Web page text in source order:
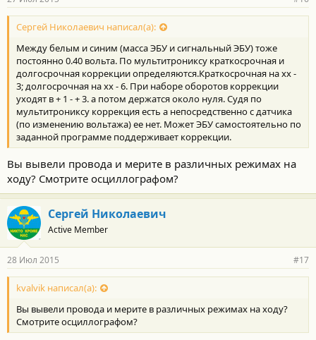
Сергей Николаевич написал(а):
Между белым и синим (масса ЭБУ и сигнальный ЭБУ) тоже
постоянно 0.40 вольта. По мультитрониксу краткосрочная и
долгосрочная коррекции определяются.Краткосрочная на хх -
3; долгосрочная на хх - 6. При наборе оборотов коррекции
уходят в + 1 - + 3. а потом держатся около нуля. Судя по
мультитрониксу коррекция есть а непосредственно с датчика
(по изменению вольтажа) ее нет. Может ЭБУ самостоятельно по
заданной программе поддерживает коррекции.
Вы вывели провода и мерите в различных режимах на
ходу? Смотрите осциллографом?
Сергей Николаевич
Active Member
28 Июл 2015 #17
kvalvik написал(а):
Вы вывели провода и мерите в различных режимах на ходу?
Смотрите осциллографом?